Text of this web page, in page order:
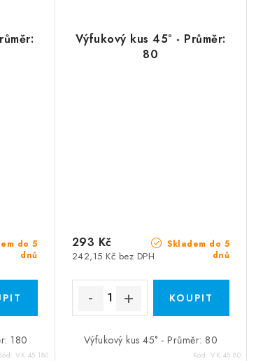
do 5
dnů
180
VK.45.180
Výfukový kus 45° - Průměr:
80
Skladem do 5
dnů
242,15 Kč bez DPH
293 Kč
Výfukový kus 45° - Průměr: 80
Kód:VK.45.80